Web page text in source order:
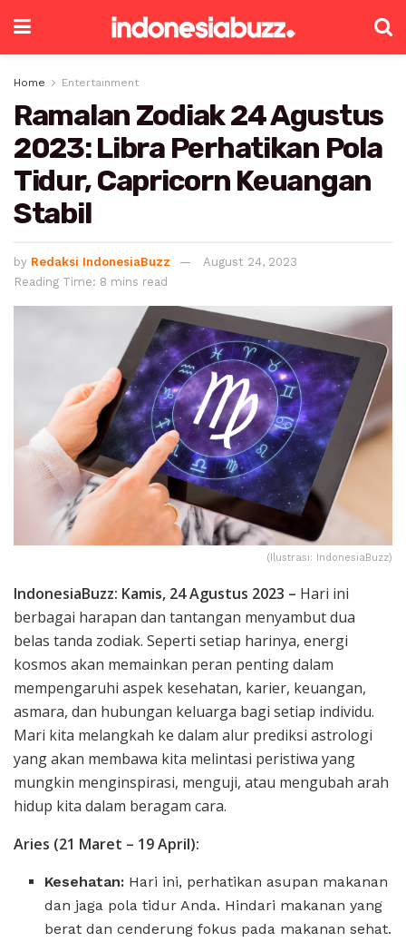
Home Entertainment
Ramalan Zodiak 24 Agustus
2023: Libra Perhatikan Pola
Tidur, Capricorn Keuangan
Stabil
by Redaksi IndonesiaBuzz
August 24, 2023
Reading Time: 8 mins read
(Ilustrasi: IndonesiaBuzz)
IndonesiaBuzz: Kamis, 24 Agustus 2023 – Hari ini
berbagai harapan dan tantangan menyambut dua
belas tanda zodiak. Seperti setiap harinya, energi
kosmos akan memainkan peran penting dalam
mempengaruhi aspek kesehatan, karier, keuangan,
asmara, dan hubungan keluarga bagi setiap individu.
Mari kita melangkah ke dalam alur prediksi astrologi
yang akan membawa kita melintasi peristiwa yang
mungkin menginspirasi, menguji, atau mengubah arah
hidup kita dalam beragam cara.
Aries (21 Maret – 19 April):
Kesehatan: Hari ini, perhatikan asupan makanan
dan jaga pola tidur Anda. Hindari makanan yang
berat dan cenderung fokus pada makanan sehat.